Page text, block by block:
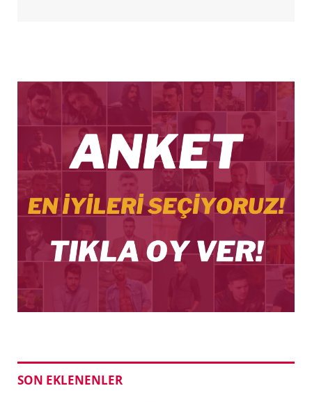
SON EKLENENLER